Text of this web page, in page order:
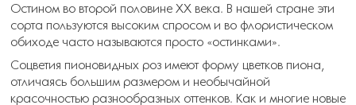
Остином во второй половине XX века. В нашей стране эти
сорта пользуются высоким спросом и во флористическом
обиходе часто называются просто «остинками».
Соцветия пионовидных роз имеют форму цветков пиона,
отличаясь большим размером и необычайной
красочностью разнообразных оттенков. Как и многие новые